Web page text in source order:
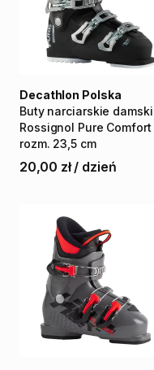
Buty narciarskie
Rossignol Pure Comfort
rozm. 23 ​,​​5 cm
Decathlon Polska
20,00 zł / dzień